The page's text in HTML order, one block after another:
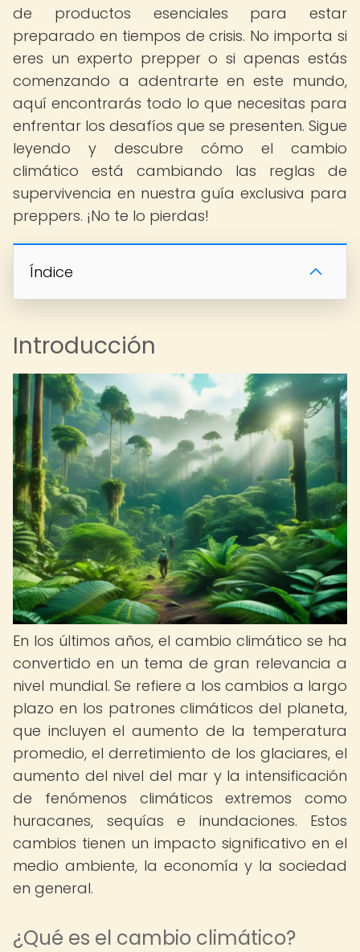
de productos esenciales para estar
preparado en tiempos de crisis. No importa si
eres un experto prepper o si apenas estás
comenzando a adentrarte en este mundo,
aquí encontrarás todo lo que necesitas para
enfrentar los desafíos que se presenten. Sigue
leyendo y descubre cómo el cambio
climático está cambiando las reglas de
supervivencia en nuestra guía exclusiva para
preppers. ¡No te lo pierdas!
Índice
Introducción
En los últimos años, el cambio climático se ha
convertido en un tema de gran relevancia a
nivel mundial. Se refiere a los cambios a largo
plazo en los patrones climáticos del planeta,
que incluyen el aumento de la temperatura
promedio, el derretimiento de los glaciares, el
aumento del nivel del mar y la intensificación
de fenómenos climáticos extremos como
huracanes, sequías e inundaciones. Estos
cambios tienen un impacto significativo en el
medio ambiente, la economía y la sociedad
en general.
¿Qué es el cambio climático?